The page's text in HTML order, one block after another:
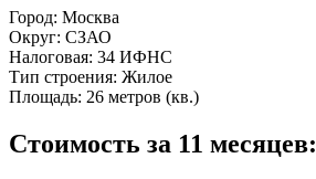
Город: Москва
Округ: СЗАО
Налоговая: 34 ИФНС
Тип строения: Жилое
Площадь: 26 метров (кв.)
Стоимость за 11 месяцев: